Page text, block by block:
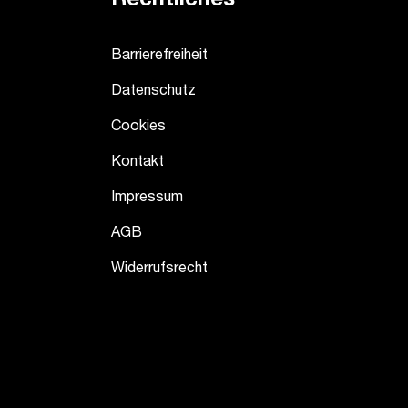
Barrierefreiheit
Datenschutz
Cookies
Kontakt
Impressum
AGB
Widerrufsrecht